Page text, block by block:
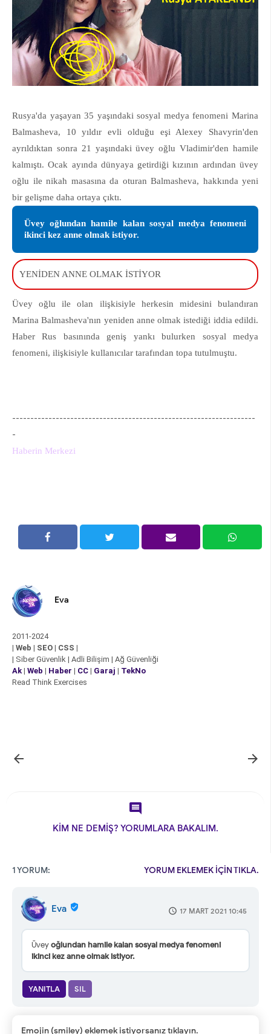
Rusya'da yaşayan 35 yaşındaki sosyal medya fenomeni Marina
Balmasheva, 10 yıldır evli olduğu eşi Alexey Shavyrin'den
ayrıldıktan sonra 21 yaşındaki üvey oğlu Vladimir'den hamile
kalmıştı. Ocak ayında dünyaya getirdiği kızının ardından üvey
oğlu ile nikah masasına da oturan Balmasheva, hakkında yeni
bir gelişme daha ortaya çıktı.
Üvey oğlundan hamile kalan sosyal medya fenomeni
ikinci kez anne olmak istiyor.
YENİDEN ANNE OLMAK İSTİYOR
Üvey oğlu ile olan ilişkisiyle herkesin midesini bulandıran
Marina Balmasheva'nın yeniden anne olmak istediği iddia edildi.
Haber Rus basınında geniş yankı bulurken sosyal medya
fenomeni, ilişkisiyle kullanıcılar tarafından topa tutulmuştu.
-------------------------------------------------------------------
-
Haberin Merkezi
Eva
2011-2024
| Web | SEO | CSS |
| Siber Güvenlik | Adli Bilişim | Ağ Güvenliği
Ak| Web | Haber | CC | Garaj | TekNo
Read Think Exercises
 

KİM NE DEMİŞ? YORUMLARA BAKALIM.
YORUM EKLEMEK İÇİN TIKLA.
1 YORUM:
Eva 17 MART 2021 10:45
Üveyoğlundan hamile kalan sosyal medya fenomeni
ikinci kez anne olmak istiyor.
YANITLA SIL
Emojin (smiley) eklemek istiyorsanız tıklayın.